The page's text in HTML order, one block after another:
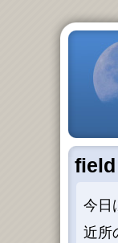
今日
近所